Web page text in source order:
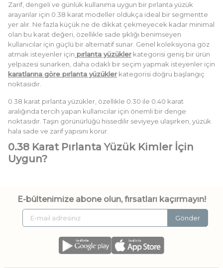
Zarif, dengeli ve günlük kullanıma uygun bir pırlanta yüzük
arayanlar için 0.38 karat modeller oldukça ideal bir segmentte
yer alır. Ne fazla küçük ne de dikkat çekmeyecek kadar minimal
olan bu karat değeri, özellikle sade şıklığı benimseyen
kullanıcılar için güçlü bir alternatif sunar. Genel koleksiyona göz
atmak isteyenler için pırlanta yüzükler kategorisi geniş bir ürün
yelpazesi sunarken, daha odaklı bir seçim yapmak isteyenler için
karatlarına göre pırlanta yüzükler kategorisi doğru başlangıç
noktasıdır.
0.38 karat pırlanta yüzükler, özellikle 0.30 ile 0.40 karat
aralığında tercih yapan kullanıcılar için önemli bir denge
noktasıdır. Taşın görünürlüğü hissedilir seviyeye ulaşırken, yüzük
hala sade ve zarif yapısını korur.
0.38 Karat Pırlanta Yüzük Kimler İçin
Uygun?
alacak olanlar ya da günlük kullanımda konfor arayanlar için
doğru bir tercihtir.
Klasik bir stil isteyen kullanıcılar içinklasik tektaş yüzükler
öne
efektli tektaş yüzüklerkategorileri alternatif sunar.
E-bültenimize abone olun, fırsatları kaçırmayın!
Gönder